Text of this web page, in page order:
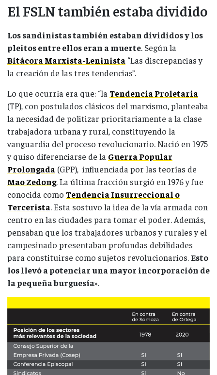
El FSLN también estaba dividido
Los sandinistas también estaban divididos y los
pleitos entre ellos eran a muerte. Según la
Bitácora Marxista-Leninista “Las discrepancias y
la creación de las tres tendencias”.
Lo que ocurría era que: “la Tendencia Proletaria
(TP), con postulados clásicos del marxismo, planteaba
la necesidad de politizar prioritariamente a la clase
trabajadora urbana y rural, constituyendo la
vanguardia del proceso revolucionario. Nació en 1975
y quiso diferenciarse de la Guerra Popular
Prolongada (GPP), influenciada por las teorías de
Mao Zedong. La última fracción surgió en 1976 y fue
conocida como Tendencia Insurreccional o
Tercerista. Esta sostuvo la idea de la vía armada con
centro en las ciudades para tomar el poder. Además,
pensaban que los trabajadores urbanos y rurales y el
campesinado presentaban profundas debilidades
para constituirse como sujetos revolucionarios.Esto
los llevó a potenciar una mayor incorporación de
la pequeña burguesía».